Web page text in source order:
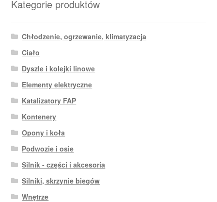
Kategorie produktów
Chłodzenie, ogrzewanie, klimatyzacja
Ciało
Dyszle i kolejki linowe
Elementy elektryczne
Katalizatory FAP
Kontenery
Opony i koła
Podwozie i osie
Silnik - części i akcesoria
Silniki, skrzynie biegów
Wnętrze